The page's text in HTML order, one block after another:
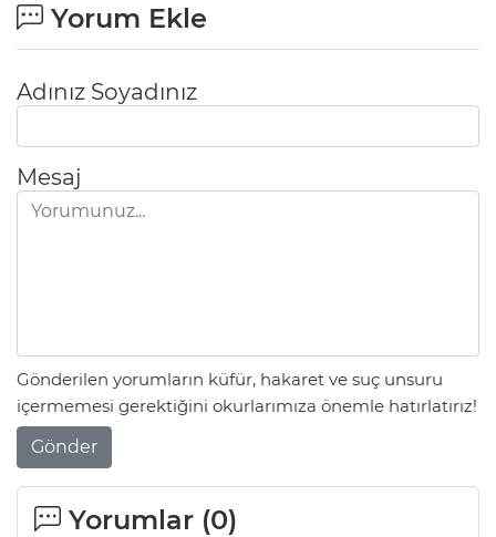
Yorum Ekle
Adınız Soyadınız
Mesaj
Gönderilen yorumların küfür, hakaret ve suç unsuru
içermemesi gerektiğini okurlarımıza önemle hatırlatırız!
Gönder
Yorumlar (0)